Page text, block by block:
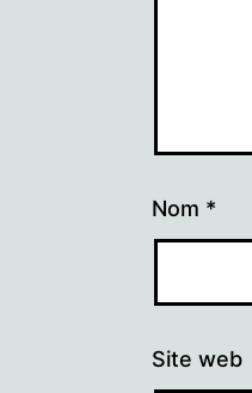
Nom *
Site web